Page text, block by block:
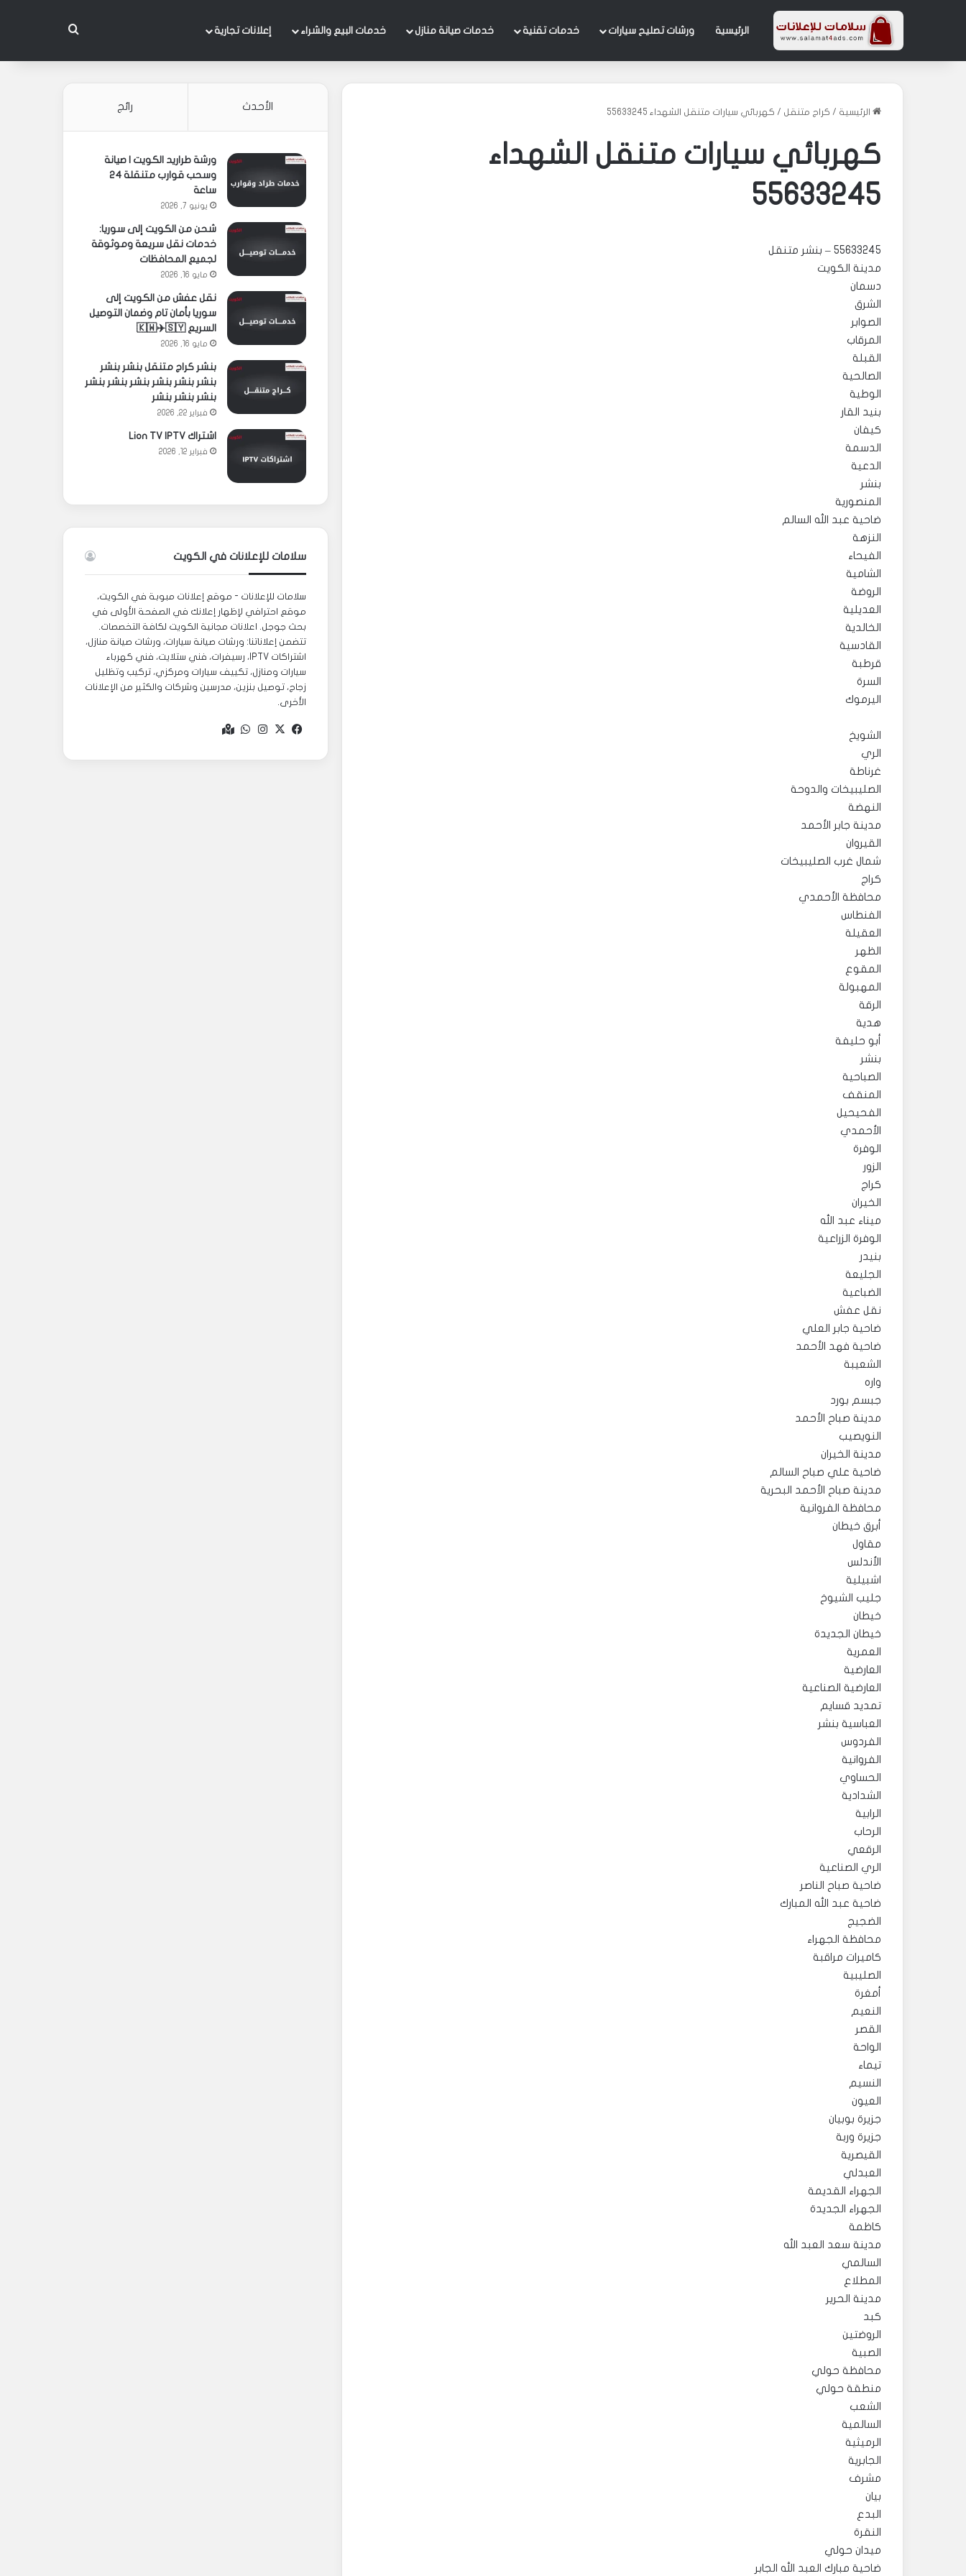
الرئيسية ورشات تصليح سيارات خدمات تقنية خدمات صيانة منازل خدمات البيع والشراء إعلانات تجارية بحث عن
الرئيسية / كراج متنقل / كهربائي سيارات متنقل الشهداء 55633245
كهربائي سيارات متنقل الشهداء
55633245
55633245 – بنشر متنقل
مدينة الكويت
دسمان
الشرق
الصوابر
المرقاب
القبلة
الصالحية
الوطية
بنيد القار
كيفان
الدسمة
الدعية
بنشر
المنصورية
ضاحية عبد الله السالم
النزهة
الفيحاء
الشامية
الروضة
العديلية
الخالدية
القادسية
قرطبة
السرة
اليرموك
الشويخ
الري
غرناطة
الصليبيخات والدوحة
النهضة
مدينة جابر الأحمد
القيروان
شمال غرب الصليبيخات
كراج
محافظة الأحمدي
الفنطاس
العقيلة
الظهر
المقوع
المهبولة
الرقة
هدية
أبو حليفة
بنشر
الصباحية
المنقف
الفحيحيل
الأحمدي
الوفرة
الزور
كراج
الخيران
ميناء عبد الله
الوفرة الزراعية
بنيدر
الجليعة
الضباعية
نقل عفش
ضاحية جابر العلي
ضاحية فهد الأحمد
الشعيبة
واره
جبسم بورد
مدينة صباح الأحمد
النويصيب
مدينة الخيران
ضاحية علي صباح السالم
مدينة صباح الأحمد البحرية
محافظة الفروانية
أبرق خيطان
مقاول
الأندلس
اشبيلية
جليب الشيوخ
خيطان
خيطان الجديدة
العمرية
العارضية
العارضية الصناعية
تمديد قسايم
العباسية بنشر
الفردوس
الفروانية
الحساوي
الشدادية
الرابية
الرحاب
الرقعي
الري الصناعية
ضاحية صباح الناصر
ضاحية عبد الله المبارك
الضجيج
محافظة الجهراء
كاميرات مراقبة
الصليبية
أمغرة
النعيم
القصر
الواحة
تيماء
النسيم
العيون
جزيرة بوبيان
جزيرة وربة
القيصرية
العبدلي
الجهراء القديمة
الجهراء الجديدة
كاظمة
مدينة سعد العبد الله
السالمي
المطلاع
مدينة الحرير
كبد
الروضتين
الصبية
محافظة حولي
منطقة حولي
الشعب
السالمية
الرميثية
الجابرية
مشرف
بيان
البدع
النقرة
ميدان حولي
ضاحية مبارك العبد الله الجابر
الأحدث رائج
ورشة طراريد الكويت | صيانة
وسحب قوارب متنقلة 24
ساعة
يونيو 7, 2026
شحن من الكويت إلى سوريا:
خدمات نقل سريعة وموثوقة
لجميع المحافظات
مايو 16, 2026
نقل عفش من الكويت إلى
سوريا بأمان تام وضمان التوصيل
السريع 🇰🇼✈️🇸🇾
مايو 16, 2026
بنشر كراج متنقل بنشر بنشر
بنشر بنشر بنشر بنشر بنشر بنشر
بنشر بنشر بنشر
فبراير 22, 2026
اشتراك Lion TV IPTV
فبراير 12, 2026
سلامات للإعلانات في الكويت
سلامات للإعلانات - موقع إعلانات مبوبة في الكويت،
موقع احترافي لإظهار إعلانك في الصفحة الأولى في
بحث جوجل. اعلانات مجانية الكويت لكافة التخصصات.
تتضمن إعلاناتنا: ورشات صيانة سيارات، ورشات صيانة منازل،
اشتراكات IPTV، رسيفرات، فني ستلايت، فني كهرباء
سيارات ومنازل، تكييف سيارات ومركزي، تركيب وتظليل
زجاج، توصيل بنزين، مدرسين وشركات والكثير من الإعلانات
الأخرى.
فيسبوك
‫X انستقرام
واتساب